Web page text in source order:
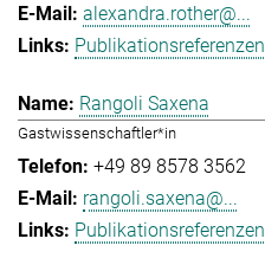
alexandra.rother@...
Publikationsreferenzen
Rangoli Saxena
Gastwissenschaftler*in
+49 89 8578 3562
rangoli.saxena@...
Publikationsreferenzen